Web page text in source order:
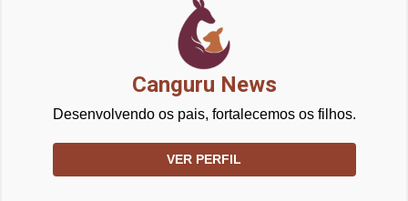
Canguru News
Desenvolvendo os pais, fortalecemos os filhos.
VER PERFIL